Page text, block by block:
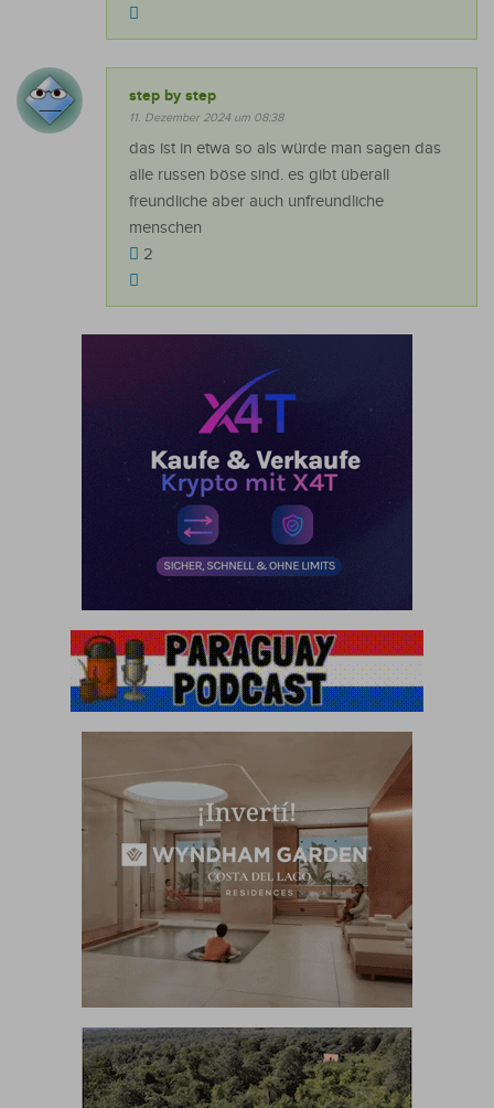
step by step
11. Dezember 2024 um 08:38
das ist in etwa so als würde man sagen das
alle russen böse sind. es gibt überall
freundliche aber auch unfreundliche
menschen
2